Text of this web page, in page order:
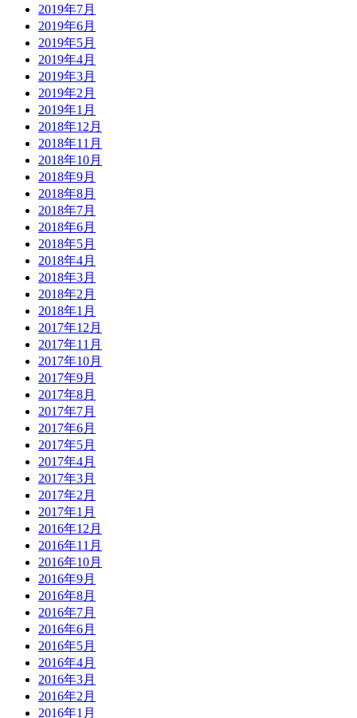
2019年7月
2019年6月
2019年5月
2019年4月
2019年3月
2019年2月
2019年1月
2018年12月
2018年11月
2018年10月
2018年9月
2018年8月
2018年7月
2018年6月
2018年5月
2018年4月
2018年3月
2018年2月
2018年1月
2017年12月
2017年11月
2017年10月
2017年9月
2017年8月
2017年7月
2017年6月
2017年5月
2017年4月
2017年3月
2017年2月
2017年1月
2016年12月
2016年11月
2016年10月
2016年9月
2016年8月
2016年7月
2016年6月
2016年5月
2016年4月
2016年3月
2016年2月
2016年1月